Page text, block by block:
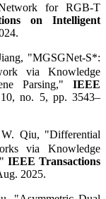
for RGB-T
on Intelligent
"MGSGNet-S*:
via Knowledge
Parsing," IEEE
no. 5, pp. 3543–
Qiu, "Differential
via Knowledge
IEEE Transactions
2025.